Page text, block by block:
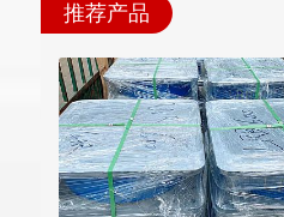
推荐产品